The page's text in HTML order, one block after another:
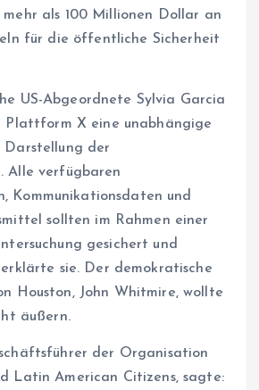
mehr als 100 Millionen Dollar an
für die öffentliche Sicherheit
US-Abgeordnete Sylvia Garcia
X eine unabhängige
Darstellung der
Alle verfügbaren
Kommunikationsdaten und
sollten im Rahmen einer
gesichert und
sie. Der demokratische
Houston, John Whitmire, wollte
äußern.
der Organisation
Latin American Citizens, sagte: